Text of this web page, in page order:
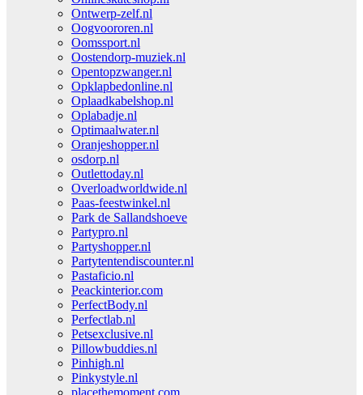
Ontwerp-zelf.nl
Oogvoororen.nl
Oomssport.nl
Oostendorp-muziek.nl
Opentopzwanger.nl
Opklapbedonline.nl
Oplaadkabelshop.nl
Oplabadje.nl
Optimaalwater.nl
Oranjeshopper.nl
osdorp.nl
Outlettoday.nl
Overloadworldwide.nl
Paas-feestwinkel.nl
Park de Sallandshoeve
Partypro.nl
Partyshopper.nl
Partytentendiscounter.nl
Pastaficio.nl
Peackinterior.com
PerfectBody.nl
Perfectlab.nl
Petsexclusive.nl
Pillowbuddies.nl
Pinhigh.nl
Pinkystyle.nl
placethemoment.com